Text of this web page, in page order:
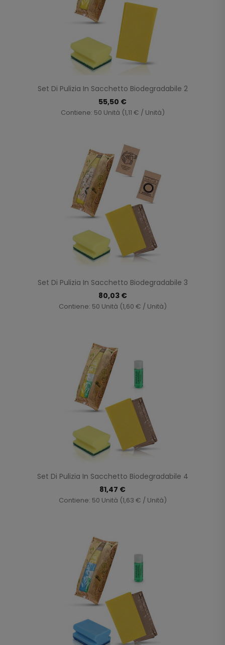
Set Di Pulizia In Sacchetto Biodegradabile 2
55,50 €
Contiene: 50 Unità (1,11 € / Unità)
Set Di Pulizia In Sacchetto Biodegradabile 3
80,03 €
Contiene: 50 Unità (1,60 € / Unità)
Set Di Pulizia In Sacchetto Biodegradabile 4
81,47 €
Contiene: 50 Unità (1,63 € / Unità)